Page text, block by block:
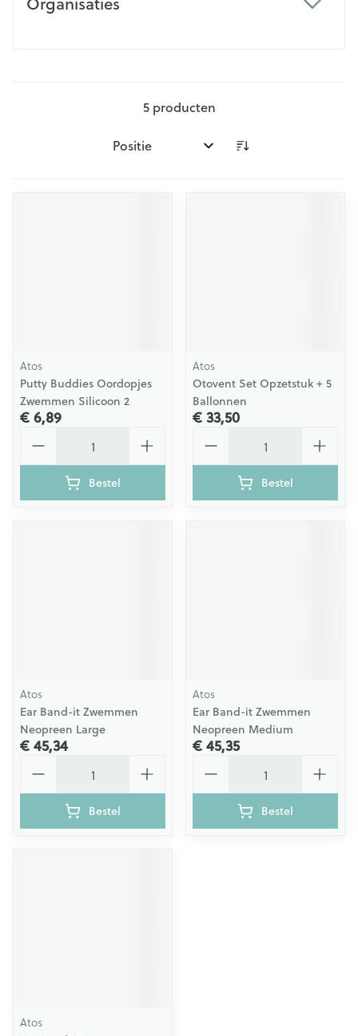
5producten
Sorteer op:
Atos
Putty Buddies Oordopjes
Zwemmen Silicoon 2
€ 6,89
Bestel
Atos
Otovent Set Opzetstuk + 5
Ballonnen
€ 33,50
Bestel
Atos
Ear Band-it Zwemmen
Neopreen Large
€ 45,34
Bestel
Atos
Ear Band-it Zwemmen
Neopreen Medium
€ 45,35
Bestel
Atos